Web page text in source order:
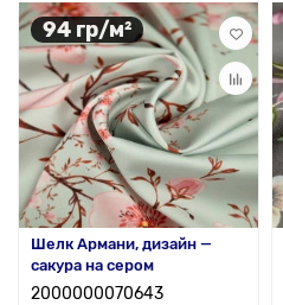
94 гр/м²
Шелк Армани, дизайн —
сакура на сером
2000000070643